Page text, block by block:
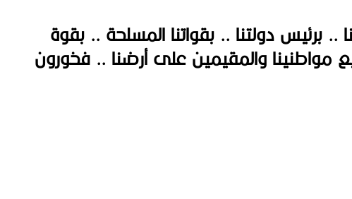
برئيس دولتنا .. بقواتنا المسلحة .. بقوة
مواطنينا والمقيمين على أرضنا .. فخورون